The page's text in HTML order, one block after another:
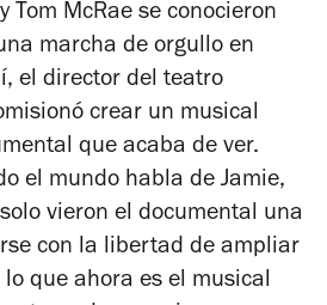
Tom McRae se conocieron
marcha de orgullo en
el director del teatro
crear un musical
que acaba de ver.
el mundo habla de Jamie,
vieron el documental una
con la libertad de ampliar
que ahora es el musical